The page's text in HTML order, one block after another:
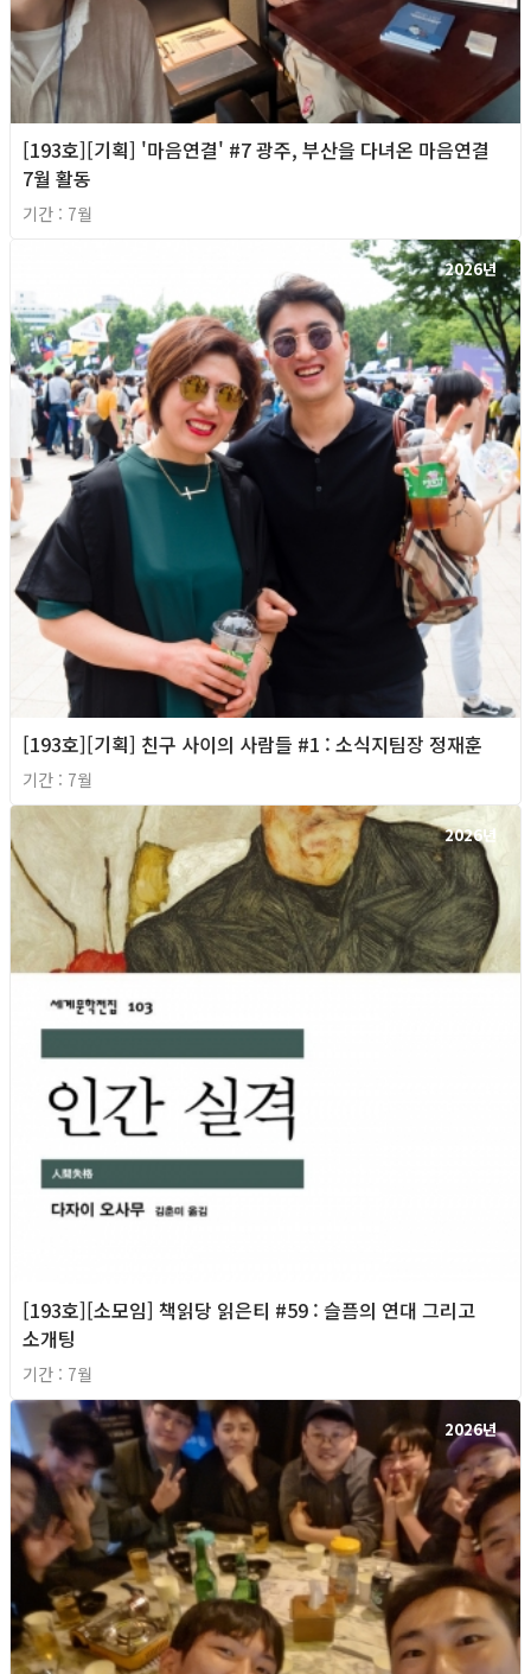
[193호][기획] '마음연결' #7 광주, 부산을 다녀온 마음연결
7월 활동
기간 : 7월
2026년
[193호][기획] 친구 사이의 사람들 #1 : 소식지팀장 정재훈
기간 : 7월
2026년
[193호][소모임] 책읽당 읽은티 #59 : 슬픔의 연대 그리고
소개팅
기간 : 7월
2026년